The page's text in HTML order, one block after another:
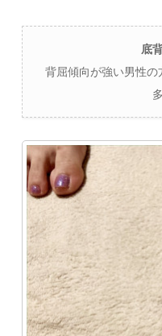
底
背屈傾向が強い男性